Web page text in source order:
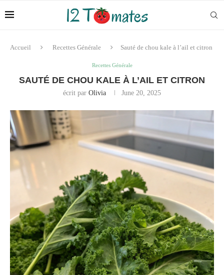
Accueil Recettes Générale Sauté de chou kale à l’ail et citron
Recettes Générale
SAUTÉ DE CHOU KALE À L’AIL ET CITRON
écrit par Olivia June 20, 2025